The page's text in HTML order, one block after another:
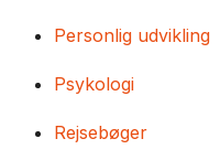
Personlig udvikling
Psykologi
Rejsebøger